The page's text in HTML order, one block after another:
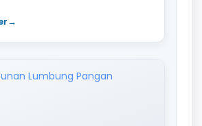
→